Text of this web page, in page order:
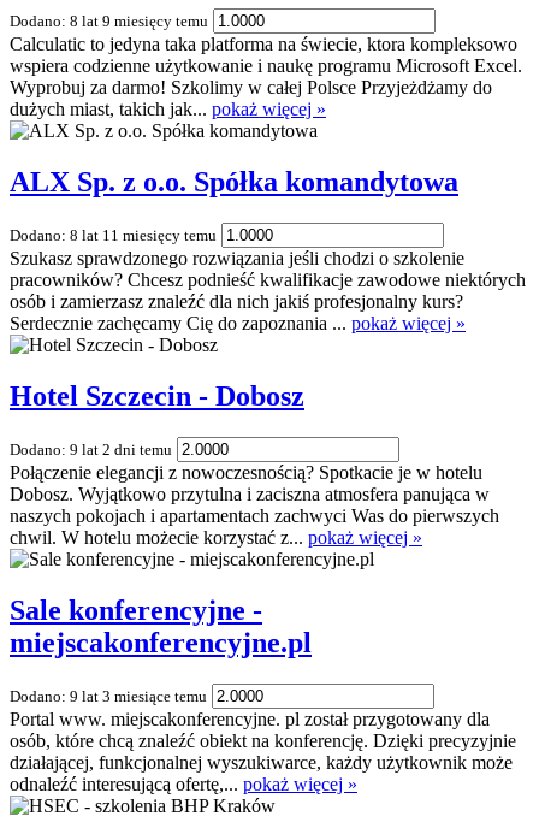
Dodano: 8 lat 9 miesięcy temu
Calculatic to jedyna taka platforma na świecie, ktora kompleksowo
wspiera codzienne użytkowanie i naukę programu Microsoft Excel.
Wyprobuj za darmo! Szkolimy w całej Polsce Przyjeżdżamy do
dużych miast, takich jak... pokaż więcej »
ALX Sp. z o.o. Spółka komandytowa
Dodano: 8 lat 11 miesięcy temu
Szukasz sprawdzonego rozwiązania jeśli chodzi o szkolenie
pracowników? Chcesz podnieść kwalifikacje zawodowe niektórych
osób i zamierzasz znaleźć dla nich jakiś profesjonalny kurs?
Serdecznie zachęcamy Cię do zapoznania ... pokaż więcej »
Hotel Szczecin - Dobosz
Dodano: 9 lat 2 dni temu
Połączenie elegancji z nowoczesnością? Spotkacie je w hotelu
Dobosz. Wyjątkowo przytulna i zaciszna atmosfera panująca w
naszych pokojach i apartamentach zachwyci Was do pierwszych
chwil. W hotelu możecie korzystać z... pokaż więcej »
Sale konferencyjne -
miejscakonferencyjne.pl
Dodano: 9 lat 3 miesiące temu
Portal www. miejscakonferencyjne. pl został przygotowany dla
osób, które chcą znaleźć obiekt na konferencję. Dzięki precyzyjnie
działającej, funkcjonalnej wyszukiwarce, każdy użytkownik może
odnaleźć interesującą ofertę,... pokaż więcej »